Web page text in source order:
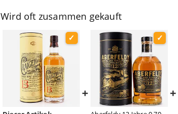
Wird oft zusammen gekauft
+ +